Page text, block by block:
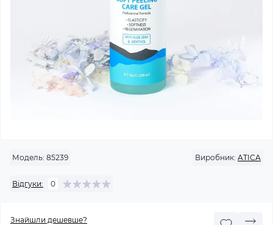
Модель: 85239 Виробник: ATICA
Відгуки: 0
Знайшли дешевше?